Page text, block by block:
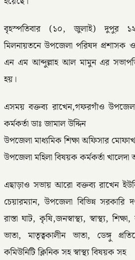
বৃহস্পতিবার (১০, জুলাই) দুপুর
মিলনায়তনে উপজেলা পরিষদ প্রশাসক ও
এন এম আব্দুল্লাহ আল মামুন এর
হয়।
এসময় বক্তব্য রাখেন,গফরগাঁও উপজেলা
কর্মকর্তা ডাঃ জামাল উদ্দিন
উপজেলা মাধ্যমিক শিক্ষা অফিসার
উপজেলা মহিলা বিষয়ক কর্মকর্তা খালেদা
এছাড়াও সভায় আরো বক্তব্য রাখেন
চেয়ারম্যান, উপজেলা বিভিন্ন
রাস্তা ঘাট, কৃষি,জনস্বাস্থ্য, স্বাস্থ্য,
ভাতা, মাতৃত্বকালীন ভাতা, ডেঙ্গু
কমিউনিটি ক্লিনিক সহ স্বাস্থ্য বিষয়ক সহ